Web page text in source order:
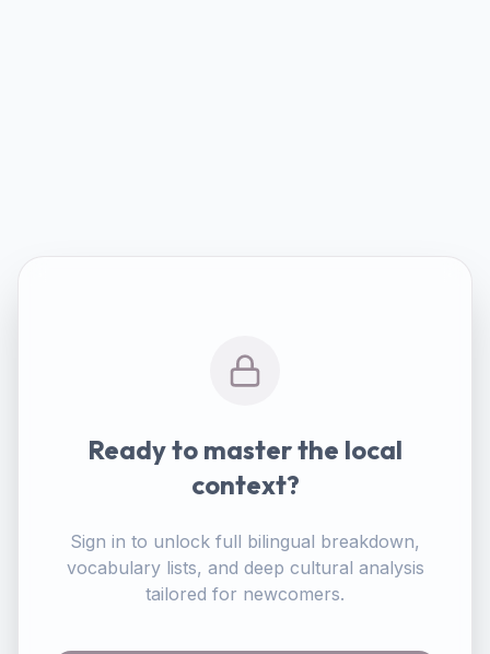
Ready to master the local
context?
Sign in to unlock full bilingual breakdown,
vocabulary lists, and deep cultural analysis
tailored for newcomers.